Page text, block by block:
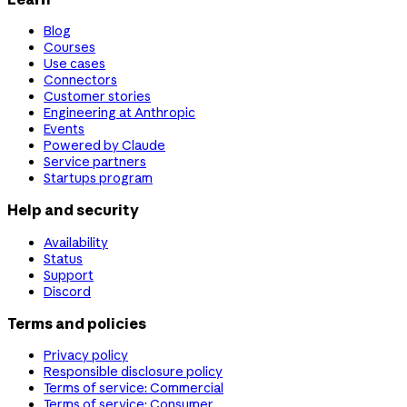
Blog
Courses
Use cases
Connectors
Customer stories
Engineering at Anthropic
Events
Powered by Claude
Service partners
Startups program
Help and security
Availability
Status
Support
Discord
Terms and policies
Privacy policy
Responsible disclosure policy
Terms of service: Commercial